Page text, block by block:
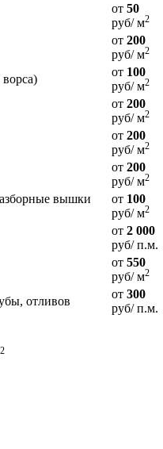
от 50
руб/ м2
от 200
руб/ м2
от 100
руб/ м2
от 200
руб/ м2
от 200
руб/ м2
от 200
руб/ м2
вышки
от 100
руб/ м2
от 2 000
руб/ п.м.
от 550
руб/ м2
отливов
от 300
руб/ п.м.
2